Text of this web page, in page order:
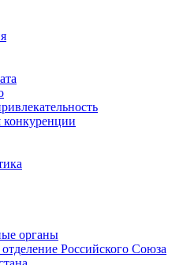
конкуренции
органы
Российского Союза